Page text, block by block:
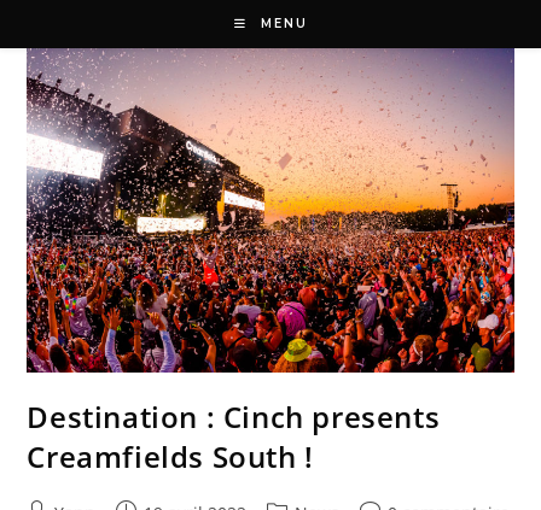
MENU
Destination : Cinch presents
Creamfields South !